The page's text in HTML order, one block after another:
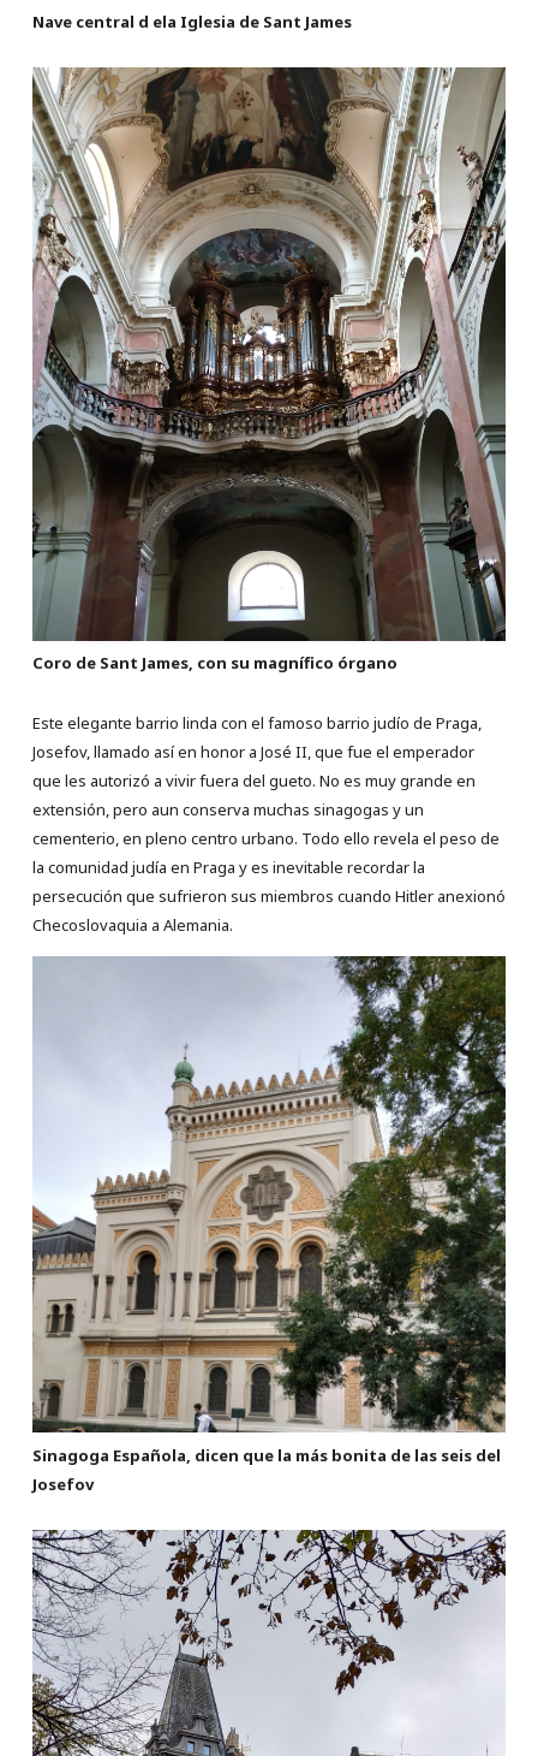
Nave central d ela Iglesia de Sant James
Coro de Sant James, con su magnífico órgano
Este elegante barrio linda con el famoso barrio judío de Praga,
Josefov, llamado así en honor a José II, que fue el emperador
que les autorizó a vivir fuera del gueto. No es muy grande en
extensión, pero aun conserva muchas sinagogas y un
cementerio, en pleno centro urbano. Todo ello revela el peso de
la comunidad judía en Praga y es inevitable recordar la
persecución que sufrieron sus miembros cuando Hitler anexionó
Checoslovaquia a Alemania.
Sinagoga Española, dicen que la más bonita de las seis del
Josefov